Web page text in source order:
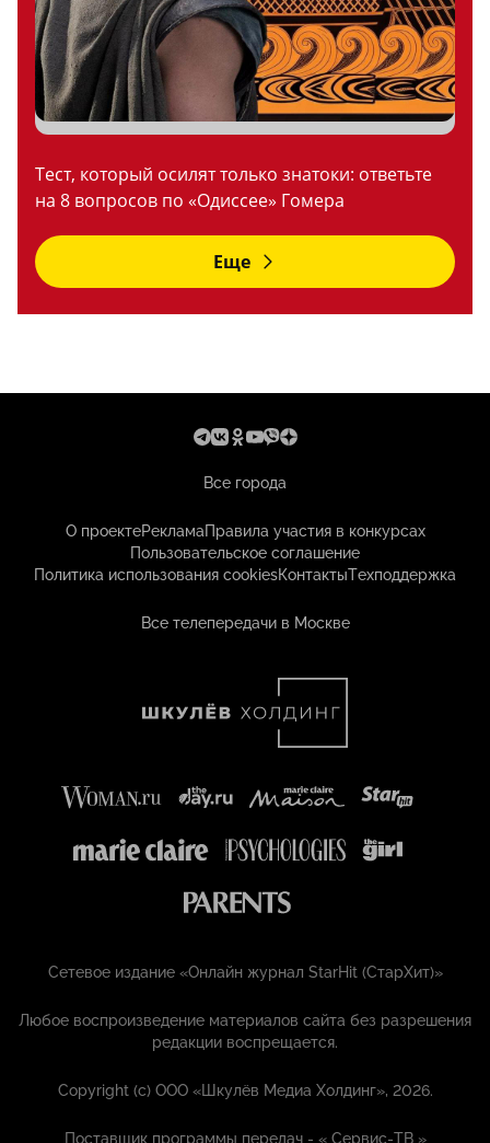
Тест, который осилят только знатоки: ответьте
на 8 вопросов по «Одиссее» Гомера
Еще
Все города
О проектеРекламаПравила участия в конкурсах
Пользовательское соглашение
Политика использования cookiesКонтактыТехподдержка
Все телепередачи в Москве
Сетевое издание «Онлайн журнал StarHit (СтарХит)»
Любое воспроизведение материалов сайта без разрешения
редакции воспрещается.
Copyright (с) ООО «Шкулёв Медиа Холдинг», 2026.
Поставщик программы передач - «Сервис-ТВ »